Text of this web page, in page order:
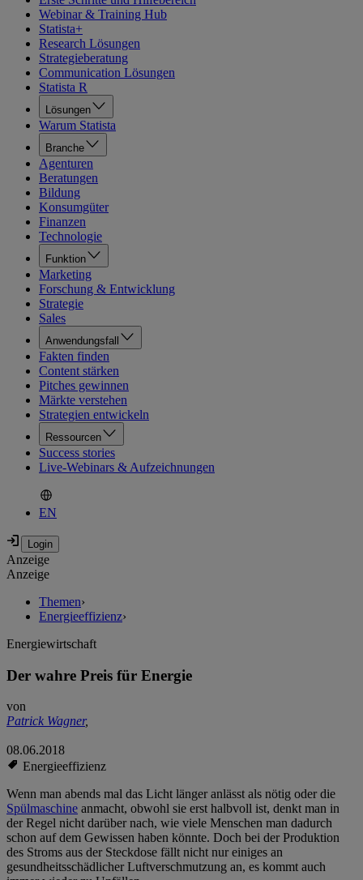
Webinar & Training Hub
Statista+
Research Lösungen
Strategieberatung
Communication Lösungen
Statista R
Lösungen
Warum Statista
Branche
Agenturen
Beratungen
Bildung
Konsumgüter
Finanzen
Technologie
Funktion
Marketing
Forschung & Entwicklung
Strategie
Sales
Anwendungsfall
Fakten finden
Content stärken
Pitches gewinnen
Märkte verstehen
Strategien entwickeln
Ressourcen
Success stories
Live-Webinars & Aufzeichnungen
EN
Anzeige
Anzeige
Themen›
Energieeffizienz›
Energiewirtschaft
Der wahre Preis für Energie
von
Patrick Wagner,
08.06.2018
Energieeffizienz
Wenn man abends mal das Licht länger anlässt als nötig oder die
Spülmaschine anmacht, obwohl sie erst halbvoll ist, denkt man in
der Regel nicht darüber nach, wie viele Menschen man dadurch
schon auf dem Gewissen haben könnte. Doch bei der Produktion
des Stroms aus der Steckdose fällt nicht nur einiges an
gesundheitsschädlicher Luftverschmutzung an, es kommt auch